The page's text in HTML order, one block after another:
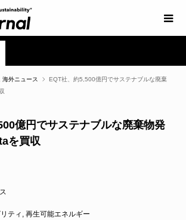
海外ニュース
EQT社、約5,500億円でサステナブルな廃棄
億円でサステナブルな廃棄物発
を買収
ティ , 再生可能エネルギー